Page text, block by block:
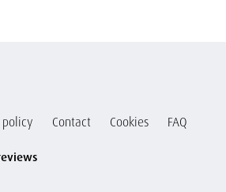
Contact Cookies FAQ